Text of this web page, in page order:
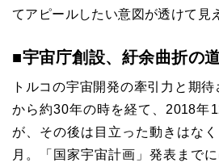
てアピールしたい意図が透けて見
■宇宙庁創設、紆余曲折の
トルコの宇宙開発の牽引力と期
から約30年の時を経て、2018年
が、その後は目立った動きはな
月。「国家宇宙計画」発表まで